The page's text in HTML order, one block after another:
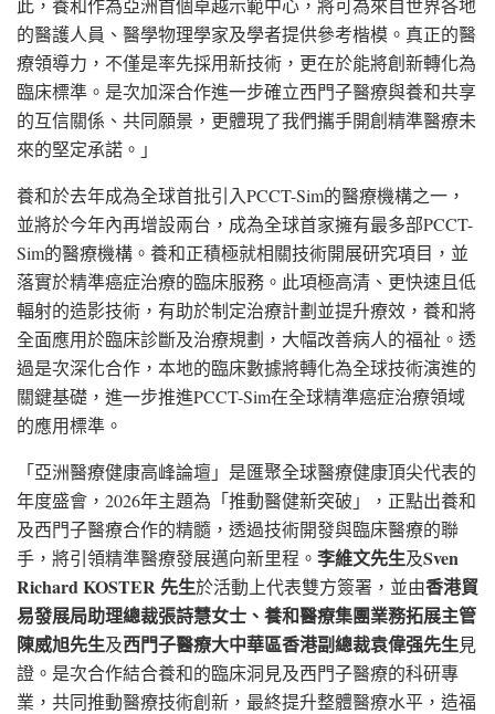
此，養和作為亞洲首個卓越示範中心，將可為來自世界各地
的醫護人員、醫學物理學家及學者提供參考楷模。真正的醫
療領導力，不僅是率先採用新技術，更在於能將創新轉化為
臨床標準。是次加深合作進一步確立西門子醫療與養和共享
的互信關係、共同願景，更體現了我們攜手開創精準醫療未
來的堅定承諾。」
養和於去年成為全球首批引入PCCT-Sim的醫療機構之一，
並將於今年內再增設兩台，成為全球首家擁有最多部PCCT-
Sim的醫療機構。養和正積極就相關技術開展研究項目，並
落實於精準癌症治療的臨床服務。此項極高清、更快速且低
輻射的造影技術，有助於制定治療計劃並提升療效，養和將
全面應用於臨床診斷及治療規劃，大幅改善病人的福祉。透
過是次深化合作，本地的臨床數據將轉化為全球技術演進的
關鍵基礎，進一步推進PCCT-Sim在全球精準癌症治療領域
的應用標準。
「亞洲醫療健康高峰論壇」是匯聚全球醫療健康頂尖代表的
年度盛會，2026年主題為「推動醫健新突破」，正點出養和
及西門子醫療合作的精髓，透過技術開發與臨床醫療的聯
手，將引領精準醫療發展邁向新里程。 李維文先生及Sven
Richard KOSTER 先生於活動上代表雙方簽署，並由香港貿
易發展局助理總裁張詩慧女士、養和醫療集團業務拓展主管
陳威旭先生及西門子醫療大中華區香港副總裁袁偉强先生見
證。是次合作結合養和的臨床洞見及西門子醫療的科研專
業，共同推動醫療技術創新，最終提升整體醫療水平，造福